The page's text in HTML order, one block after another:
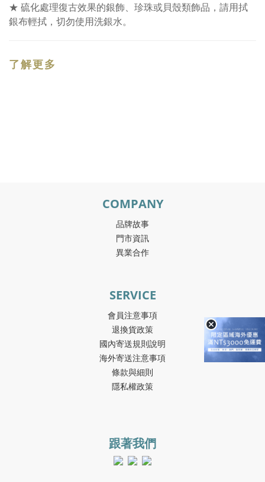
★ 硫化處理復古效果的銀飾、珍珠或貝殼類飾品，請用拭
銀布輕拭，切勿使用洗銀水。
了解更多
COMPANY
品牌故事
門市資訊
異業合作
SERVICE
會員注意事項
退換貨政策
國內寄送規則說明
海外寄送注意事項
條款與細則
隱私權政策
跟著我們